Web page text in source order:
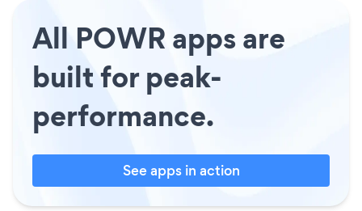
All POWR apps are
built for peak-
performance.
See apps in action